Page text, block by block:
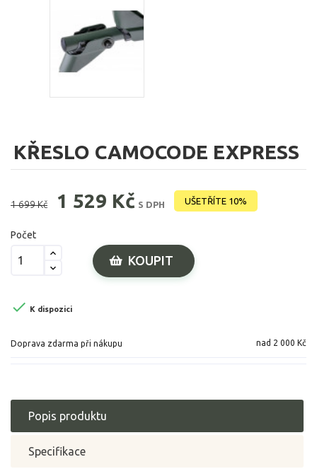
KŘESLO CAMOCODE EXPRESS
1 699 Kč 1 529 Kč S DPH UŠETŘÍTE 10%
Počet
KOUPIT
 K dispozici
Doprava zdarma při nákupu nad 2 000 Kč
Popis produktu
Specifikace